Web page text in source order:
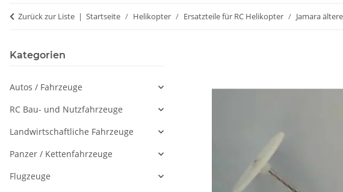
Zurück zur Liste Startseite Helikopter Ersatzteile für RC Helikopter Jamara
Kategorien
Autos / Fahrzeuge
RC Bau- und Nutzfahrzeuge
Landwirtschaftliche Fahrzeuge
Panzer / Kettenfahrzeuge
Flugzeuge